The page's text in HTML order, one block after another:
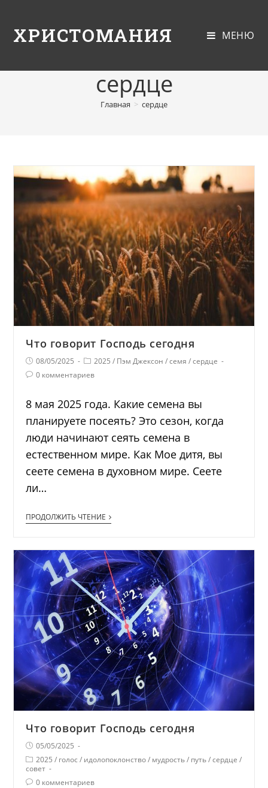
ХРИСТОМАНИЯ МЕНЮ
сердце
Главная > сердце
Что говорит Господь сегодня
08/05/2025 2025 / Пэм Джексон / семя / сердце
0 комментариев
8 мая 2025 года. Какие семена вы
планируете посеять? Это сезон, когда
люди начинают сеять семена в
естественном мире. Как Мое дитя, вы
сеете семена в духовном мире. Сеете
ли…
ПРОДОЛЖИТЬ ЧТЕНИЕ
Что говорит Господь сегодня
05/05/2025
2025 / голос / идолопоклонство / мудрость / путь / сердце /
совет
0 комментариев